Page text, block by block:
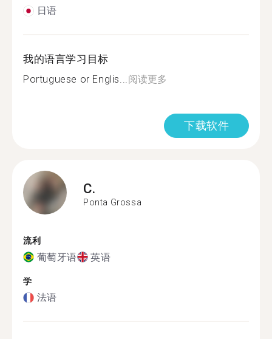
日语
我的语言学习目标
Portuguese or Englis...阅读更多
下载软件
C.
Ponta Grossa
流利
葡萄牙语 英语
学
法语